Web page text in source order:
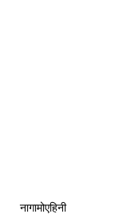
नागामोएहिनी